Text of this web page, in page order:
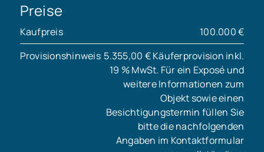
Preise
Kaufpreis
100.000 €
Provisionshinweis 5.355,00 € Käuferprovision inkl.
19 % MwSt. Für ein Exposé und
weitere Informationen zum
Objekt sowie einen
Besichtigungstermin füllen Sie
bitte die nachfolgenden
Angaben im Kontaktformular